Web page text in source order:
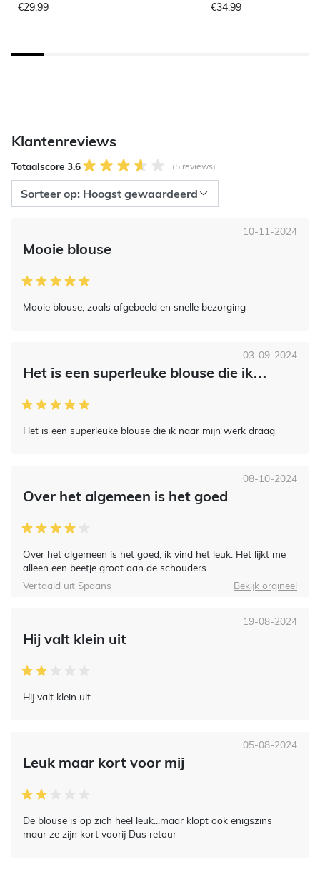
€29,99 €34,99
Klantenreviews
Totaalscore 3.6 (5 reviews)
Mooie blouse
Mooie blouse, zoals afgebeeld en snelle bezorging
10-11-2024
Het is een superleuke blouse die ik…
Het is een superleuke blouse die ik naar mijn werk draag
03-09-2024
Over het algemeen is het goed
Over het algemeen is het goed, ik vind het leuk. Het lijkt me
alleen een beetje groot aan de schouders.
08-10-2024
Vertaald uit Spaans Bekijk orgineel
Hij valt klein uit
Hij valt klein uit
19-08-2024
Leuk maar kort voor mij
De blouse is op zich heel leuk...maar klopt ook enigszins
maar ze zijn kort voorij Dus retour
05-08-2024